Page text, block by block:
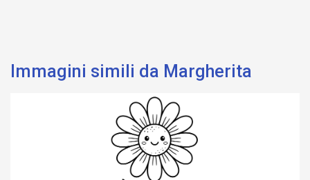
Immagini simili da Margherita